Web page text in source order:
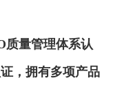
质量管理体系认
，拥有多项产品